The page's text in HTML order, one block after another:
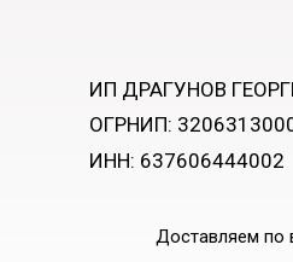
Доставляем по
ИНН: 637606444002
ОГРНИП:
ИП ДРАГУНОВ